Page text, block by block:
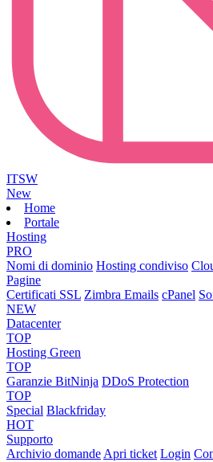
ITSW
New
Home
Portale
Hosting
PRO
Nomi di dominio Hosting condiviso
Pagine
Certificati SSL Zimbra Emails cPanel
NEW
Datacenter
TOP
Hosting Green
TOP
Garanzie BitNinja DDoS Protection
TOP
Special Blackfriday
HOT
Supporto
Archivio domandeApri ticket Login